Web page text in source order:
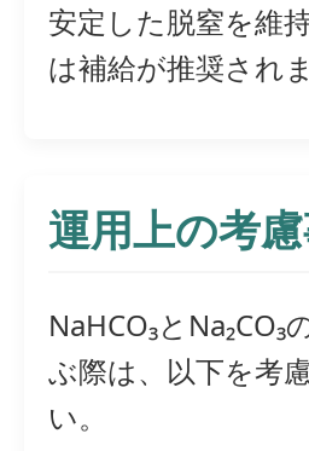
安定した脱窒を維
は補給が推奨されま
運用上の考
NaHCO₃とNa₂CO₃
ぶ際は、以下を考
い。